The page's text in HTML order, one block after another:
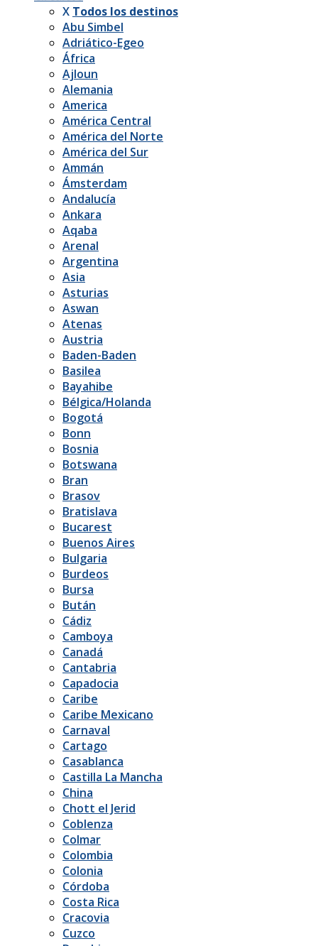
X Todos los destinos
Abu Simbel
Adriático-Egeo
África
Ajloun
Alemania
America
América Central
América del Norte
América del Sur
Ammán
Ámsterdam
Andalucía
Ankara
Aqaba
Arenal
Argentina
Asia
Asturias
Aswan
Atenas
Austria
Baden-Baden
Basilea
Bayahibe
Bélgica/Holanda
Bogotá
Bonn
Bosnia
Botswana
Bran
Brasov
Bratislava
Bucarest
Buenos Aires
Bulgaria
Burdeos
Bursa
Bután
Cádiz
Camboya
Canadá
Cantabria
Capadocia
Caribe
Caribe Mexicano
Carnaval
Cartago
Casablanca
Castilla La Mancha
China
Chott el Jerid
Coblenza
Colmar
Colombia
Colonia
Córdoba
Costa Rica
Cracovia
Cuzco